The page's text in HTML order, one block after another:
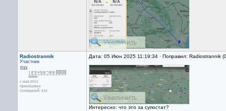
Radiostrannik
Участник
с мая 2012
Оренбуржье
Сообщений: 416
Дата: 05 Июн 2025 11:19:34 · Поправил: Radiostrannik
Интересно: что это за супостат?